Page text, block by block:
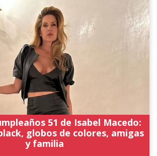
51 de Isabel Macedo:
globos de colores, amigas
y familia